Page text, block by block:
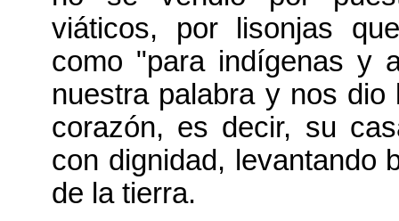
viáticos, por lisonjas
como "para indígenas y
nuestra palabra y nos
corazón, es decir, su
con dignidad, levantando
de la tierra.